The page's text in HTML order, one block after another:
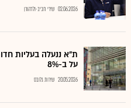
02.06.2026 שירי חביב-ולדהורן
על ב-8%
20.05.2026 שירות גלובס